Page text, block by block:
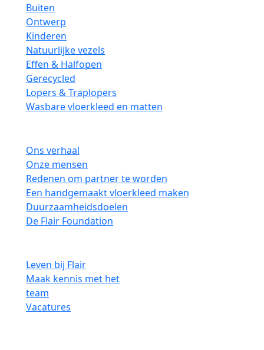
Buiten
Ontwerp
Kinderen
Natuurlijke vezels
Effen & Halfopen
Gerecycled
Lopers & Traplopers
Wasbare vloerkleed en matten
Ons verhaal
Onze mensen
Redenen om partner te worden
Een handgemaakt vloerkleed maken
Duurzaamheidsdoelen
De Flair Foundation
Leven bij Flair
Maak kennis met het
team
Vacatures